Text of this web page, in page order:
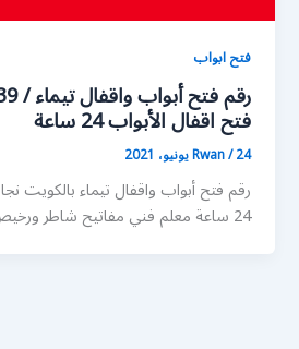
فتح ابواب
فتح اقفال الأبواب 24 ساعة
Rwan/24 يونيو، 2021
رقم فتح أبواب واقفال تيماء بالكويت
24 ساعة معلم فني مفاتيح شاطر ورخيص فتح قفل توفره […]